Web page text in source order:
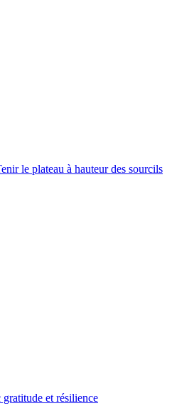
le plateau à hauteur des sourcils
et résilience